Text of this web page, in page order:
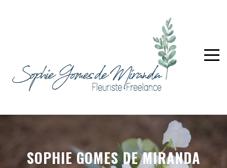
SOPHIE GOMES DE MIRANDA